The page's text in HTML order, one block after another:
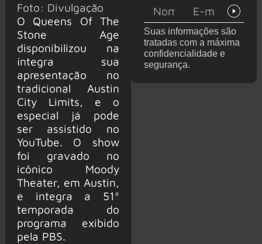
Foto: Divulgação
O Queens Of The
Stone Age
disponibilizou na
íntegra sua
apresentação no
tradicional Austin
City Limits, e o
especial já pode
ser assistido no
YouTube. O show
foi gravado no
icônico Moody
Theater, em Austin,
e integra a 51ª
temporada do
programa exibido
pela PBS.
de de
deixar os
palcos
Suas informações são
tratadas com a máxima
confidencialidade e
segurança.